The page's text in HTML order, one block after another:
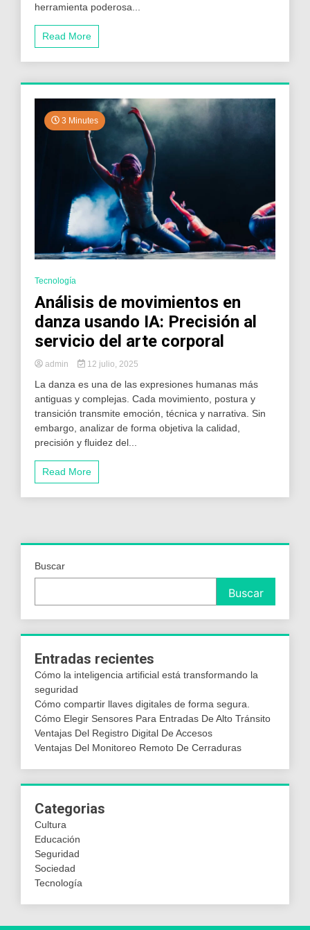
herramienta poderosa...
Read More
3 Minutes
Tecnología
Análisis de movimientos en
danza usando IA: Precisión al
servicio del arte corporal
admin 12 julio, 2025
La danza es una de las expresiones humanas más
antiguas y complejas. Cada movimiento, postura y
transición transmite emoción, técnica y narrativa. Sin
embargo, analizar de forma objetiva la calidad,
precisión y fluidez del...
Read More
Buscar
Buscar
Entradas recientes
Cómo la inteligencia artificial está transformando la
seguridad
Cómo compartir llaves digitales de forma segura.
Cómo Elegir Sensores Para Entradas De Alto Tránsito
Ventajas Del Registro Digital De Accesos
Ventajas Del Monitoreo Remoto De Cerraduras
Categorias
Cultura
Educación
Seguridad
Sociedad
Tecnología